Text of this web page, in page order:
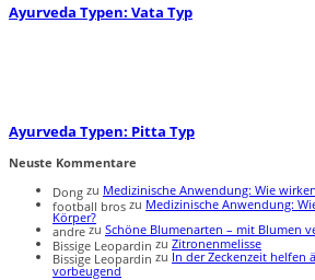
Ayurveda Typen: Vata Typ
Ayurveda Typen: Pitta Typ
Neuste Kommentare
Dong zu Medizinische Anwendung: Wie
football bros zu Medizinische Anwendung:
Körper?
andrezu Schöne Blumenarten – mit Blumen
Bissige Leopardin zu Zitronenmelisse
Bissige Leopardin zu In der Zeckenzeit helfen
vorbeugend